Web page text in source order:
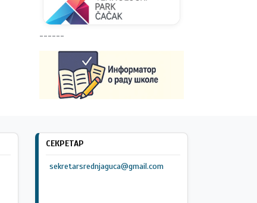
------
СЕКРЕТАР
sekretarsrednjaguca@gmail.com